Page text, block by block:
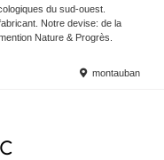
du sud-ouest.
Notre devise: de la
Nature & Progrès.
montauban